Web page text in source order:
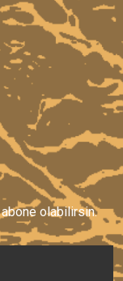
olabilirsin.